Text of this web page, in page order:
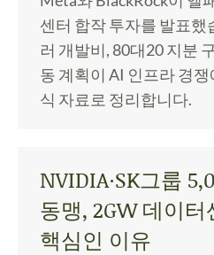
센터 합작 투자를 발표했
러 개발비, 80대20 지분
동 계획이 AI 인프라 경
식 자료로 정리합니다.
NVIDIA·SK그룹
동맹, 2GW 데이터
핵심인 이유